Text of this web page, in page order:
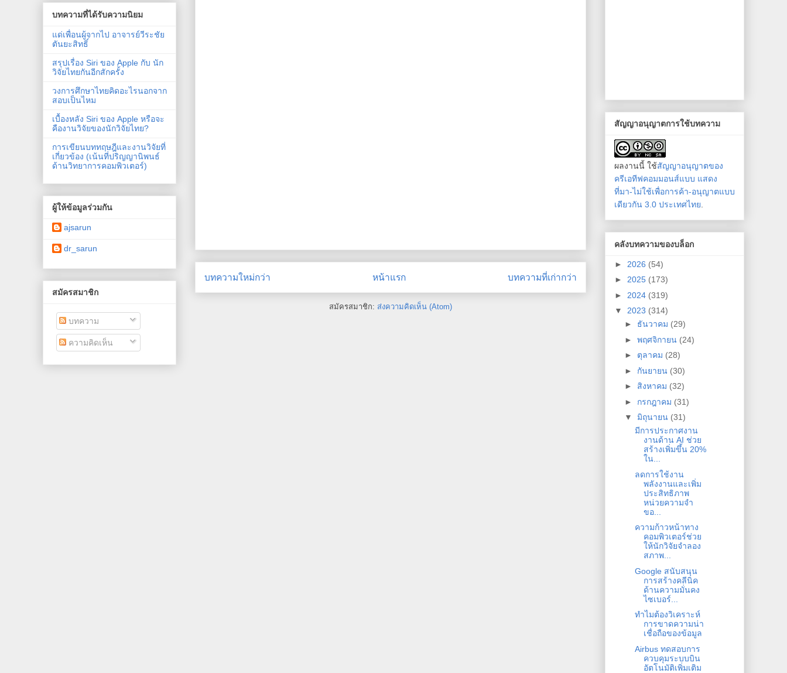
บทความใหม่กว่า บทความที่เก่ากว่า
หน้าแรก
สมัครสมาชิก: ส่งความคิดเห็น (Atom)
บทความที่ได้รับความนิยม
แด่เพื่อนผู้จากไป อาจารย์วีระชัย
ตันยะสิทธิ์
สรุปเรื่อง Siri ของ Apple กับ นัก
วิจัยไทยกันอีกสักครั้ง
วงการศึกษาไทยคิดอะไรนอกจาก
สอบเป็นไหม
เบื้องหลัง Siri ของ Apple หรือจะ
คืองานวิจัยของนักวิจัยไทย?
การเขียนบททฤษฎีและงานวิจัยที่
เกี่ยวข้อง (เน้นที่ปริญญานิพนธ์
ด้านวิทยาการคอมพิวเตอร์)
ผู้ให้ข้อมูลร่วมกัน
ajsarun
dr_sarun
สมัครสมาชิก
บทความ
ความคิดเห็น
สัญญาอนุญาตการใช้บทความ
ผลงานนี้ ใช้สัญญาอนุญาตของ
ครีเอทีฟคอมมอนส์แบบ แสดง
ที่มา-ไม่ใช้เพื่อการค้า-อนุญาตแบบ
เดียวกัน 3.0 ประเทศไทย
คลังบทความของบล็อก
► 2026 (54)
► 2025 (173)
► 2024 (319)
▼ 2023 (314)
► ธันวาคม (29)
► พฤศจิกายน (24)
► ตุลาคม (28)
► กันยายน (30)
► สิงหาคม (32)
► กรกฎาคม (31)
▼ มิถุนายน (31)
มีการประกาศงาน
งานด้าน AI ช่วย
สร้างเพิ่มขึ้น 20%
ใน...
ลดการใช้งาน
พลังงานและเพิ่ม
ประสิทธิภาพ
หน่วยความจำ
ขอ...
ความก้าวหน้าทาง
คอมพิวเตอร์ช่วย
ให้นักวิจัยจำลอง
สภาพ...
Google สนับสนุน
การสร้างคลีนิค
ด้านความมั่นคง
ไซเบอร์...
ทำไมต้องวิเคราะห์
การขาดความน่า
เชื่อถือของข้อมูล
Airbus ทดสอบการ
ควบคุมระบบบิน
อัตโนมัติเพิ่มเติม